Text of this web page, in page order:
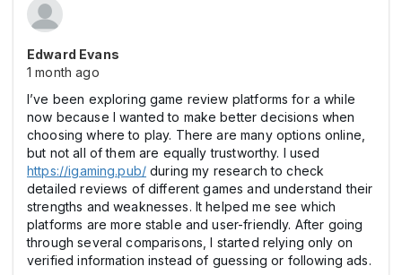
Edward Evans
1 month ago
I’ve been exploring game review platforms for a while
now because I wanted to make better decisions when
choosing where to play. There are many options online,
but not all of them are equally trustworthy. I used
https://igaming.pub/ during my research to check
detailed reviews of different games and understand their
strengths and weaknesses. It helped me see which
platforms are more stable and user-friendly. After going
through several comparisons, I started relying only on
verified information instead of guessing or following ads.